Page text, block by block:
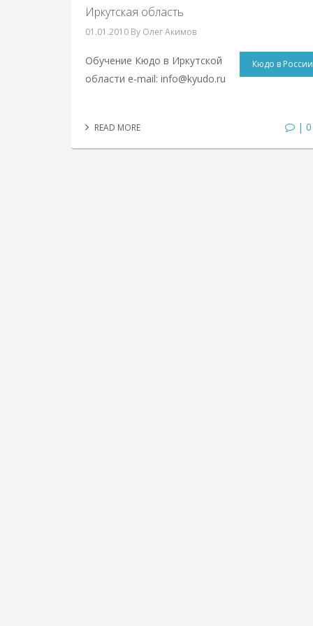
Иркутская область
01.01.2010 By Олег Акимов
Кюдо в России
Обучение Кюдо в Иркутской
области e-mail: info@kyudo.ru
READ MORE | 0